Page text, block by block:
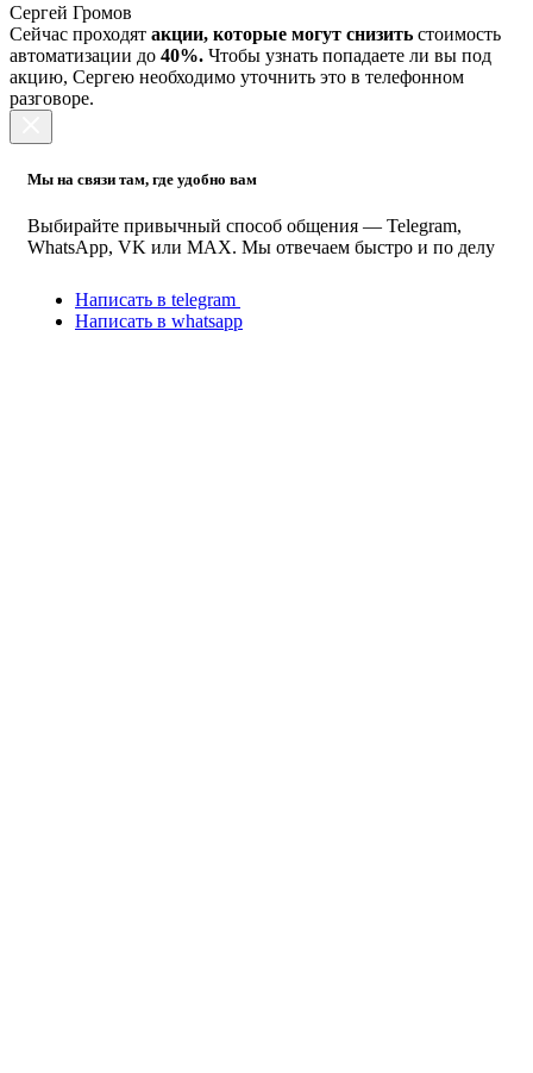
Сергей Громов
Сейчас проходят акции, которые могут снизить стоимость
автоматизации до 40%. Чтобы узнать попадаете ли вы под
акцию, Сергею необходимо уточнить это в телефонном
разговоре.
Мы на связи там, где удобно вам
Выбирайте привычный способ общения — Telegram,
WhatsApp, VK или MAX. Мы отвечаем быстро и по делу
Написать в telegram
Написать в whatsapp